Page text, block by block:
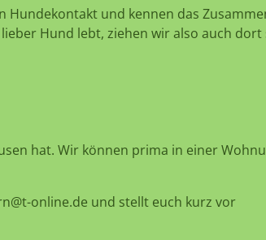
Hundekontakt und kennen das
Hund lebt, ziehen wir also auch
hat. Wir können prima in einer
online.de und stellt euch kurz vor